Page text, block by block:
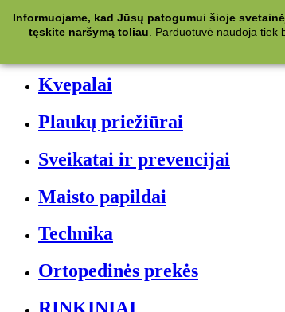
Kategorijos
Kvepalai
Plaukų priežiūrai
Sveikatai ir prevencijai
Maisto papildai
Technika
Ortopedinės prekės
Informuojame, kad Jūsų patogumui šioje
tęskite naršymą toliau
Parduotuvė naudoja tiek